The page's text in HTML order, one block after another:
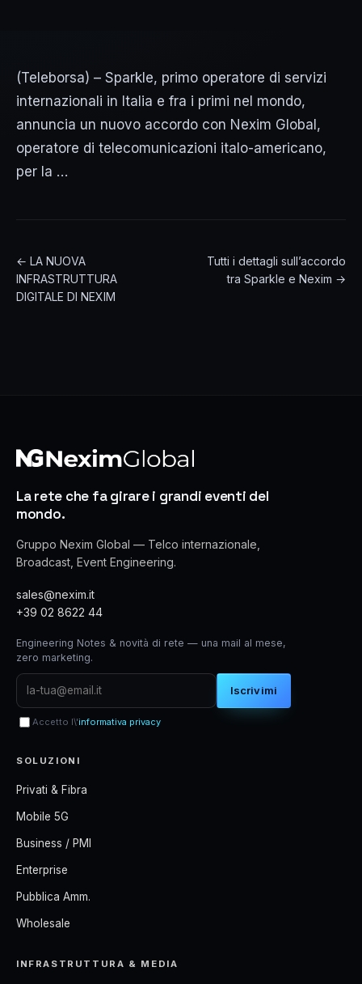
(Teleborsa) – Sparkle, primo operatore di servizi
internazionali in Italia e fra i primi nel mondo,
annuncia un nuovo accordo con Nexim Global,
operatore di telecomunicazioni italo-americano,
per la …
← LA NUOVA
INFRASTRUTTURA
DIGITALE DI NEXIM
Tutti i dettagli sull’accordo
tra Sparkle e Nexim →
La rete che fa girare i grandi eventi del
mondo.
Gruppo Nexim Global — Telco internazionale,
Broadcast, Event Engineering.
sales@nexim.it
+39 02 8622 44
Engineering Notes & novità di rete — una mail al mese,
zero marketing.
Iscrivimi
Accetto l\'informativa privacy
SOLUZIONI
Privati & Fibra
Mobile 5G
Business / PMI
Enterprise
Pubblica Amm.
Wholesale
INFRASTRUTTURA & MEDIA